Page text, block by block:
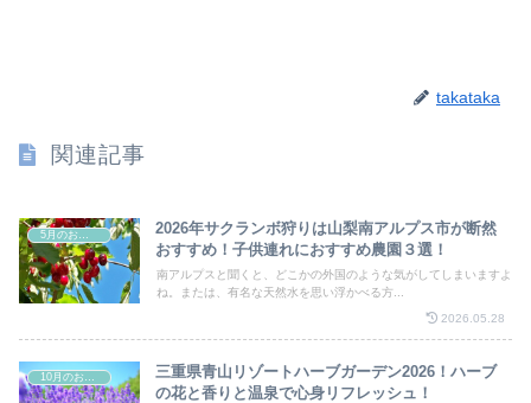
takataka
関連記事
2026年サクランボ狩りは山梨南アルプス市が断然
おすすめ！子供連れにおすすめ農園３選！
南アルプスと聞くと、どこかの外国のような気がしてしまいますよ
ね。または、有名な天然水を思い浮かべる方...
2026.05.28
三重県青山リゾートハーブガーデン2026！ハーブ
の花と香りと温泉で心身リフレッシュ！